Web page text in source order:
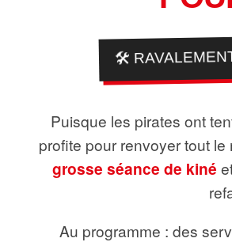
🛠️
Puisque les pirates ont
profite pour renvoyer tout
grosse séance de kiné
Au programme : des